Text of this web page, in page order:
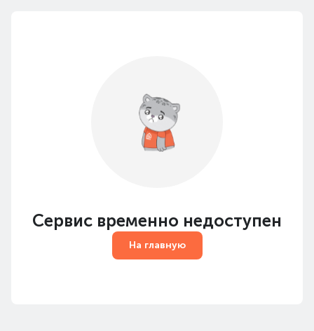
Сервис временно недоступен
На главную